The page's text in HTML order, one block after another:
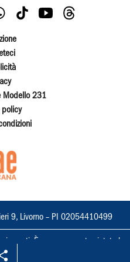
Modello 231
policy
9, Livorno – PI 02054410499
È espressamente vietata la
e l'adattamento totale o parziale.